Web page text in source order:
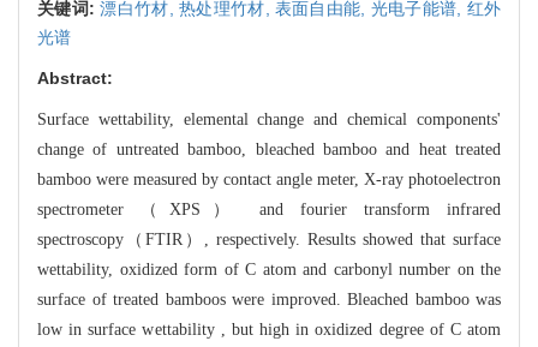
关键词:漂白竹材, 热处理竹材, 表面自由能, 光电子能谱, 红外
光谱
Abstract:
Surface wettability, elemental change and chemical components'
change of untreated bamboo, bleached bamboo and heat treated
bamboo were measured by contact angle meter, X-ray photoelectron
spectrometer （XPS） and fourier transform infrared
spectroscopy（FTIR）, respectively. Results showed that surface
wettability, oxidized form of C atom and carbonyl number on the
surface of treated bamboos were improved. Bleached bamboo was
low in surface wettability , but high in oxidized degree of C atom